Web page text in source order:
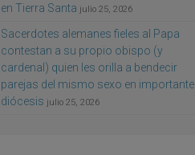
en Tierra Santa julio 25, 2026
Sacerdotes alemanes fieles al Papa
contestan a su propio obispo (y
cardenal) quien les orilla a bendecir
parejas del mismo sexo en importante
diócesis julio 25, 2026